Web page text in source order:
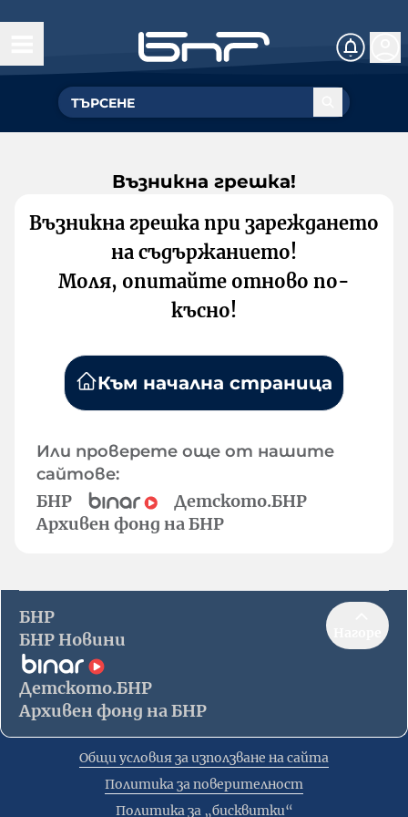
Възникна грешка!
Възникна грешка при зареждането
на съдържанието!
Моля, опитайте отново по-
късно!
Към начална страница
Или проверете още от нашите
сайтове:
БНР
Детското.БНР
Архивен фонд на БНР
БНР
БНР Новини
Детското.БНР
Архивен фонд на БНР
Общи условия за използване на сайта
Политика за поверителност
Политика за „бисквитки“